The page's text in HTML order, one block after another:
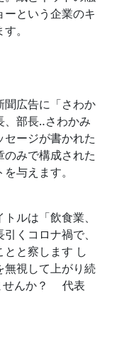
という企業のキ
。
聞広告に「さわか
部長‥さわかみ
ージが書かれた
みで構成された
与えます。
ルは「飲食業、
くコロナ禍で、
と察します し
無視して上がり続
んか？     代表